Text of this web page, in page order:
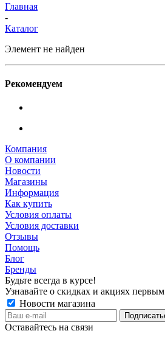
Главная
-
Каталог
Элемент не найден
Рекомендуем
Компания
О компании
Новости
Магазины
Информация
Как купить
Условия оплаты
Условия доставки
Отзывы
Помощь
Блог
Бренды
Будьте всегда в курсе!
Узнавайте о скидках и акциях первым
Новости магазина
Оставайтесь на связи